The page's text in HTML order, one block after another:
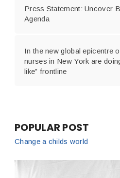
Press Statement: Uncover
Agenda
In the new global epicentre
nurses in New York are
like” frontline
POPULAR POST
Change a childs world